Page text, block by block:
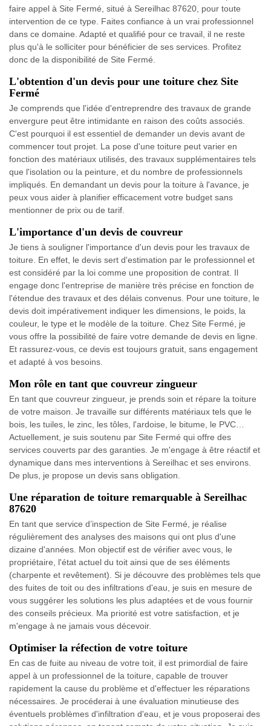
faire appel à Site Fermé, situé à Sereilhac 87620, pour toute
intervention de ce type. Faites confiance à un vrai professionnel
dans ce domaine. Adapté et qualifié pour ce travail, il ne reste
plus qu'à le solliciter pour bénéficier de ses services. Profitez
donc de la disponibilité de Site Fermé.
L'obtention d'un devis pour une toiture chez Site
Fermé
Je comprends que l'idée d'entreprendre des travaux de grande
envergure peut être intimidante en raison des coûts associés.
C'est pourquoi il est essentiel de demander un devis avant de
commencer tout projet. La pose d'une toiture peut varier en
fonction des matériaux utilisés, des travaux supplémentaires tels
que l'isolation ou la peinture, et du nombre de professionnels
impliqués. En demandant un devis pour la toiture à l'avance, je
peux vous aider à planifier efficacement votre budget sans
mentionner de prix ou de tarif.
L'importance d'un devis de couvreur
Je tiens à souligner l'importance d'un devis pour les travaux de
toiture. En effet, le devis sert d'estimation par le professionnel et
est considéré par la loi comme une proposition de contrat. Il
engage donc l'entreprise de manière très précise en fonction de
l'étendue des travaux et des délais convenus. Pour une toiture, le
devis doit impérativement indiquer les dimensions, le poids, la
couleur, le type et le modèle de la toiture. Chez Site Fermé, je
vous offre la possibilité de faire votre demande de devis en ligne.
Et rassurez-vous, ce devis est toujours gratuit, sans engagement
et adapté à vos besoins.
Mon rôle en tant que couvreur zingueur
En tant que couvreur zingueur, je prends soin et répare la toiture
de votre maison. Je travaille sur différents matériaux tels que le
bois, les tuiles, le zinc, les tôles, l'ardoise, le bitume, le PVC…
Actuellement, je suis soutenu par Site Fermé qui offre des
services couverts par des garanties. Je m'engage à être réactif et
dynamique dans mes interventions à Sereilhac et ses environs.
De plus, je propose un devis sans obligation.
Une réparation de toiture remarquable à Sereilhac
87620
En tant que service d’inspection de Site Fermé, je réalise
régulièrement des analyses des maisons qui ont plus d'une
dizaine d'années. Mon objectif est de vérifier avec vous, le
propriétaire, l'état actuel du toit ainsi que de ses éléments
(charpente et revêtement). Si je découvre des problèmes tels que
des fuites de toit ou des infiltrations d'eau, je suis en mesure de
vous suggérer les solutions les plus adaptées et de vous fournir
des conseils précieux. Ma priorité est votre satisfaction, et je
m'engage à ne jamais vous décevoir.
Optimiser la réfection de votre toiture
En cas de fuite au niveau de votre toit, il est primordial de faire
appel à un professionnel de la toiture, capable de trouver
rapidement la cause du problème et d'effectuer les réparations
nécessaires. Je procéderai à une évaluation minutieuse des
éventuels problèmes d'infiltration d'eau, et je vous proposerai des